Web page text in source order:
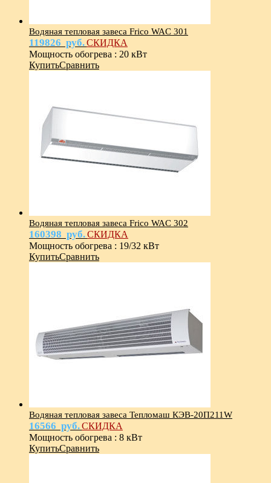
Водяная тепловая завеса Frico WAC 301
119826 руб.СКИДКА
Мощность обогрева : 20 кВт
КупитьСравнить
Водяная тепловая завеса Frico WAC 302
160398 руб.СКИДКА
Мощность обогрева : 19/32 кВт
КупитьСравнить
Водяная тепловая завеса Тепломаш КЭВ-20П211W
16566 руб.СКИДКА
Мощность обогрева : 8 кВт
КупитьСравнить